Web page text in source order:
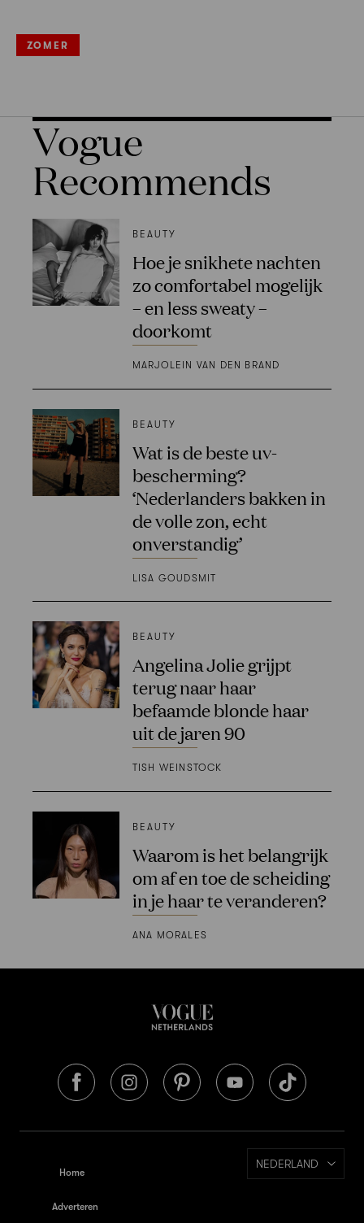
ZOMER
Vogue
Recommends
BEAUTY
Hoe je snikhete nachten
zo comfortabel mogelijk
– en less sweaty –
doorkomt
MARJOLEIN VAN DEN BRAND
BEAUTY
Wat is de beste uv-
bescherming?
‘Nederlanders bakken in
de volle zon, echt
onverstandig’
LISA GOUDSMIT
BEAUTY
Angelina Jolie grijpt
terug naar haar
befaamde blonde haar
uit de jaren 90
TISH WEINSTOCK
BEAUTY
Waarom is het belangrijk
om af en toe de scheiding
in je haar te veranderen?
ANA MORALES
Home
Adverteren
NEDERLAND